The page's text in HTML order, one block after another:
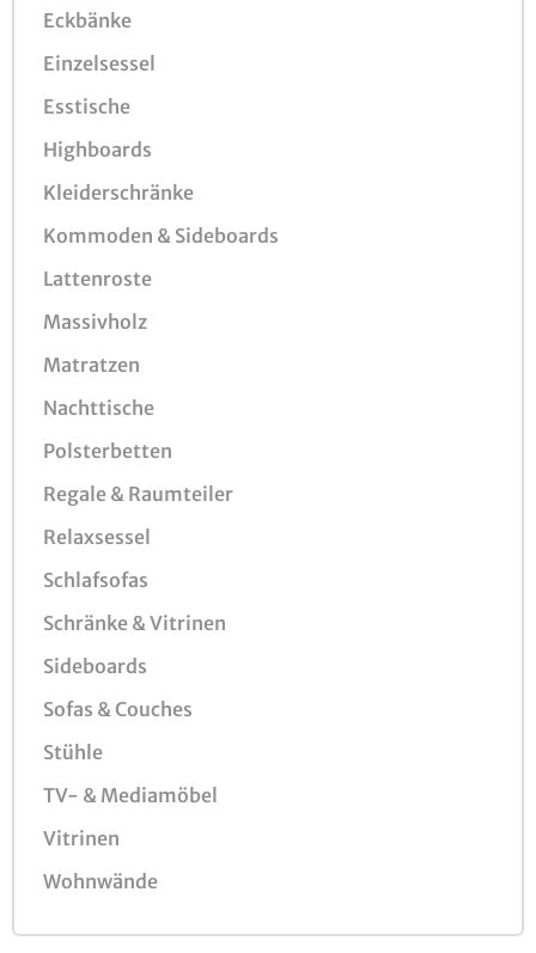
Eckbänke
Einzelsessel
Esstische
Highboards
Kleiderschränke
Kommoden & Sideboards
Lattenroste
Massivholz
Matratzen
Nachttische
Polsterbetten
Regale & Raumteiler
Relaxsessel
Schlafsofas
Schränke & Vitrinen
Sideboards
Sofas & Couches
Stühle
TV- & Mediamöbel
Vitrinen
Wohnwände